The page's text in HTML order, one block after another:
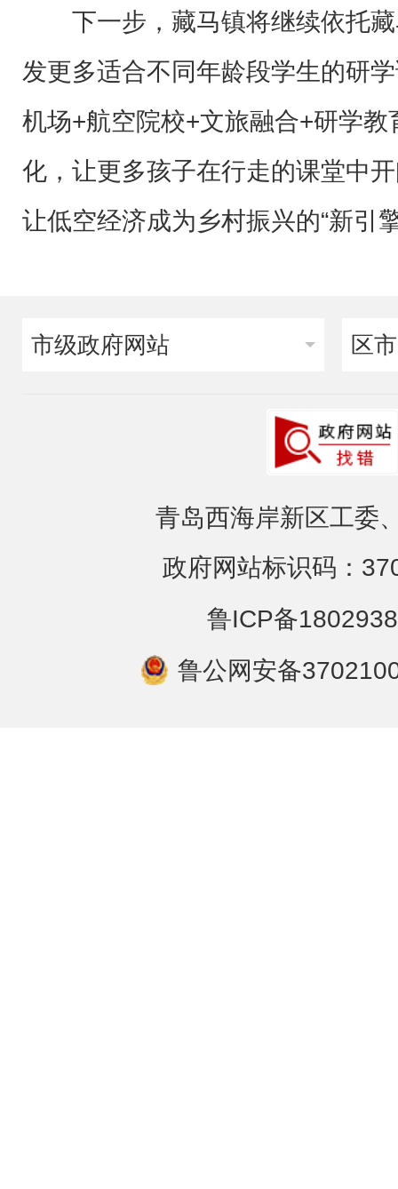
下一步，藏马镇将继续依托
发更多适合不同年龄段学生的研
机场+航空院校+文旅融合+研学教
化，让更多孩子在行走的课堂中
让低空经济成为乡村振兴的“新引
市级政府网站 区
青岛西海岸新区工委
政府网站标识码：
鲁ICP备
鲁公网安备